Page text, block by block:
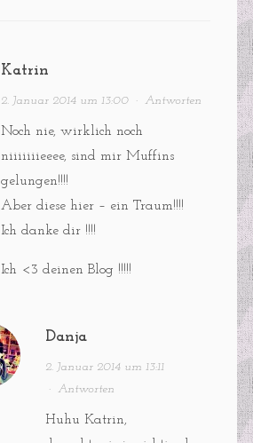
Katrin
2. Januar 2014 um 13:00· Antworten
Noch nie, wirklich noch
niiiiiiieeee, sind mir Muffins
gelungen!!!!
Aber diese hier – ein Traum!!!!
Ich danke dir !!!!
Ich <3 deinen Blog !!!!!
Danja
2. Januar 2014 um 13:11
· Antworten
Huhu Katrin,